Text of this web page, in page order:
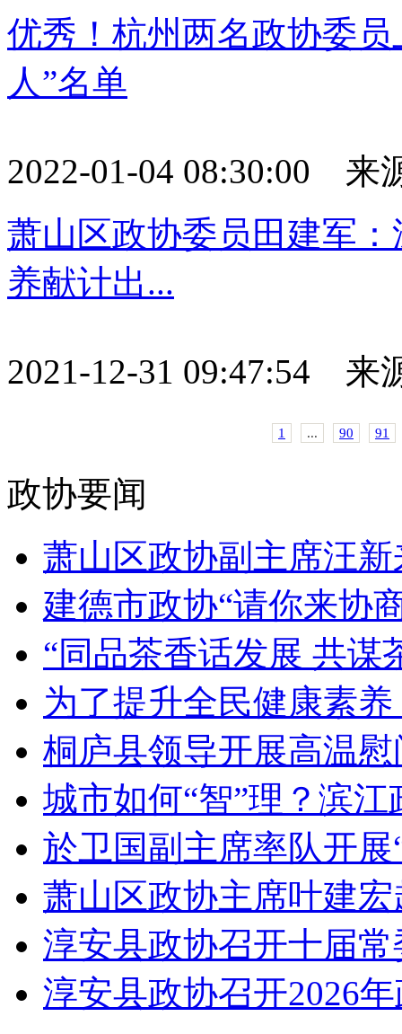
优秀！杭州两名政协委
人”名单
2022-01-04 08:30:00 来
萧山区政协委员田建军
养献计出...
2021-12-31 09:47:54 来
1 ... 90 91
政协要闻
萧山区政协副主席汪
建德市政协“请你来协
“同品茶香话发展 共
为了提升全民健康素
桐庐县领导开展高温
城市如何“智”理？滨
於卫国副主席率队开
萧山区政协主席叶建
淳安县政协召开十届
淳安县政协召开2026